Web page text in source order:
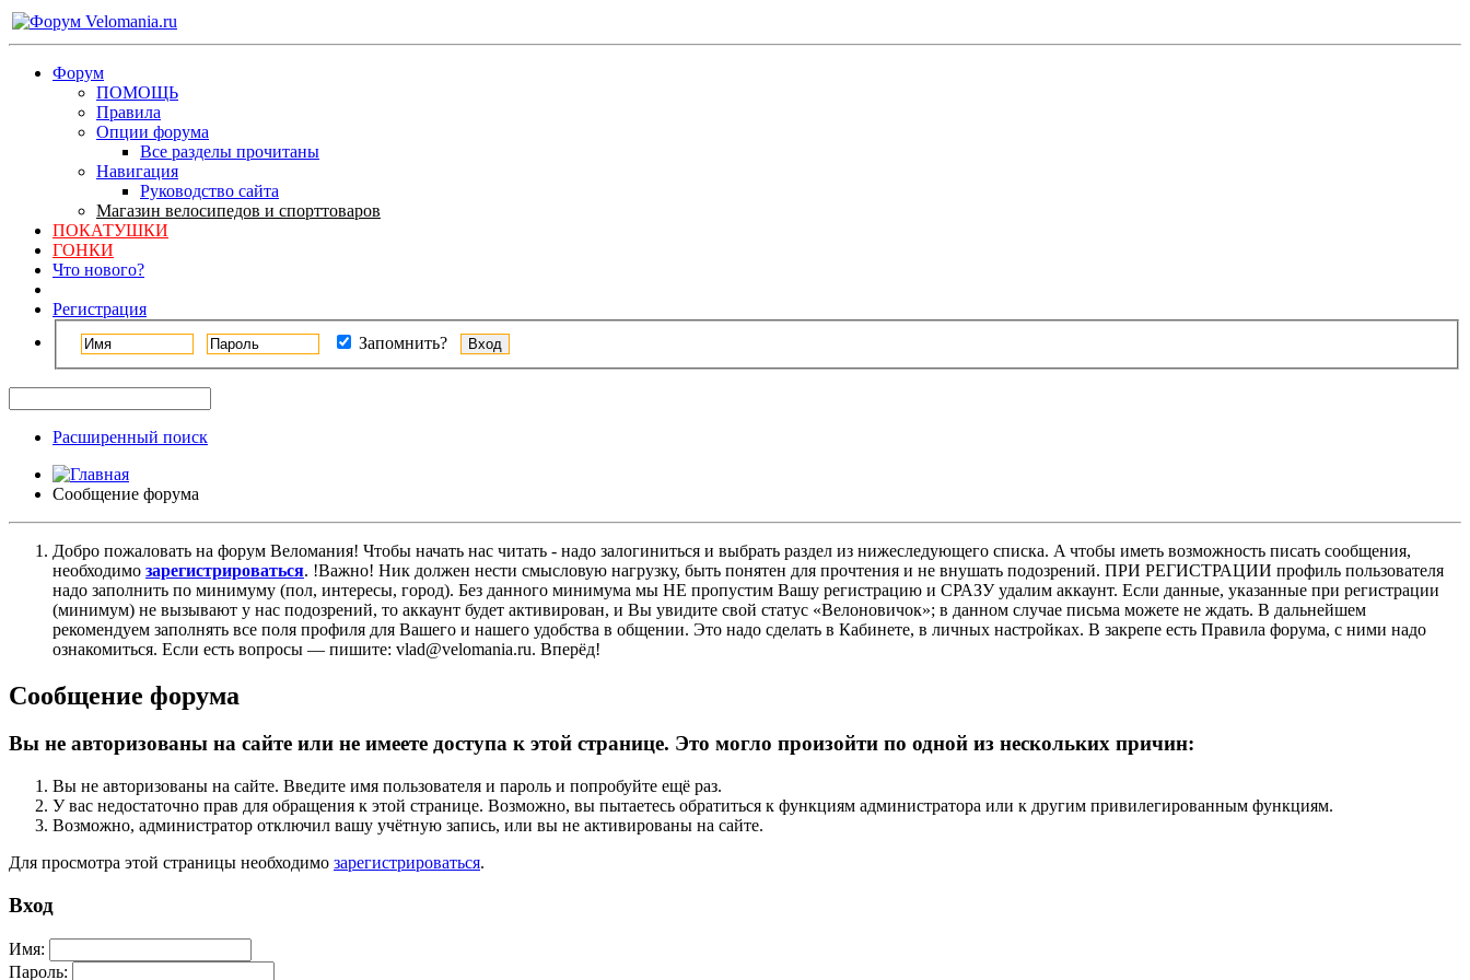
Форум
ПОМОЩЬ
Правила
Опции форума
Все разделы прочитаны
Навигация
Руководство сайта
Магазин велосипедов и спорттоваров
ПОКАТУШКИ
ГОНКИ
Что нового?
Регистрация
Запомнить?
Расширенный поиск
Сообщение форума
Добро пожаловать на форум Веломания! Чтобы начать нас читать - надо залогиниться и выбрать раздел из нижеследующего списка. A чтобы иметь возможность писать сообщения,
необходимо зарегистрироваться. !Важно! Ник должен нести смысловую нагрузку, быть понятен для прочтения и не внушать подозрений. ПРИ РЕГИСТРАЦИИ профиль пользователя
надо заполнить по минимуму (пол, интересы, город). Без данного минимума мы НЕ пропустим Вашу регистрацию и СРАЗУ удалим аккаунт. Если данные, указанные при регистрации
(минимум) не вызывают у нас подозрений, то аккаунт будет активирован, и Вы увидите свой статус «Велоновичок»; в данном случае письма можете не ждать. В дальнейшем
рекомендуем заполнять все поля профиля для Вашего и нашего удобства в общении. Это надо сделать в Кабинете, в личных настройках. В закрепе есть Правила форума, с ними надо
ознакомиться. Если есть вопросы — пишите: vlad@velomania.ru. Вперёд!
Сообщение форума
Вы не авторизованы на сайте или не имеете доступа к этой странице. Это могло произойти по одной из нескольких причин:
Вы не авторизованы на сайте. Введите имя пользователя и пароль и попробуйте ещё раз.
У вас недостаточно прав для обращения к этой странице. Возможно, вы пытаетесь обратиться к функциям администратора или к другим привилегированным функциям.
Возможно, администратор отключил вашу учётную запись, или вы не активированы на сайте.
Для просмотра этой страницы необходимо зарегистрироваться.
Вход
Имя:
Пароль: